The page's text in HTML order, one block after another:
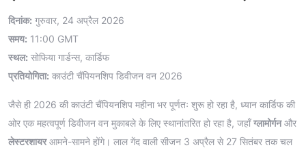
दिनांक: गुरुवार, 24 अप्रैल 2026
समय: 11:00 GMT
स्थल: सोफिया गार्डन्स, कार्डिफ
प्रतियोगिता: काउंटी चैंपियनशिप डिवीजन वन 2026
जैसे ही 2026 की काउंटी चैंपियनशिप महीना भर पूर्णतः शुरू हो रहा है, ध्यान कार्डिफ की
ओर एक महत्वपूर्ण डिवीजन वन मुकाबले के लिए स्थानांतरित हो रहा है, जहाँग्लामोर्गनऔर
लेस्टरशायरआमने-सामने होंगे। लाल गेंद वाली सीजन 3 अप्रैल से 27 सितंबर तक चल